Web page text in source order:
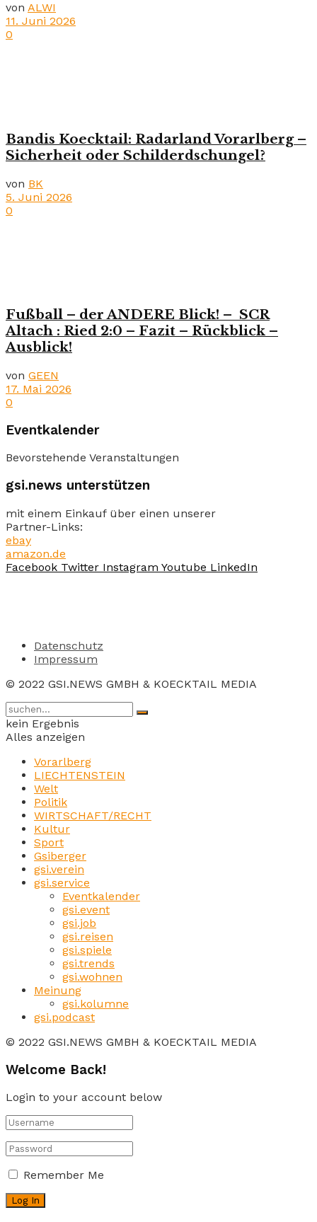
von ALWI
11. Juni 2026
0
Bandis Koecktail: Radarland Vorarlberg –
Sicherheit oder Schilderdschungel?
von BK
5. Juni 2026
0
Fußball – der ANDERE Blick! – SCR
Altach : Ried 2:0 – Fazit – Rückblick –
Ausblick!
von GEEN
17. Mai 2026
0
Eventkalender
Bevorstehende Veranstaltungen
gsi.news unterstützen
mit einem Einkauf über einen unserer
Partner-Links:
ebay
amazon.de
Facebook Twitter Instagram Youtube LinkedIn
Datenschutz
Impressum
© 2022 GSI.NEWS GMBH & KOECKTAIL MEDIA
kein Ergebnis
Alles anzeigen
Vorarlberg
LIECHTENSTEIN
Welt
Politik
WIRTSCHAFT/RECHT
Kultur
Sport
Gsiberger
gsi.verein
gsi.service
Eventkalender
gsi.event
gsi.job
gsi.reisen
gsi.spiele
gsi.trends
gsi.wohnen
Meinung
gsi.kolumne
gsi.podcast
© 2022 GSI.NEWS GMBH & KOECKTAIL MEDIA
Welcome Back!
Login to your account below
Remember Me